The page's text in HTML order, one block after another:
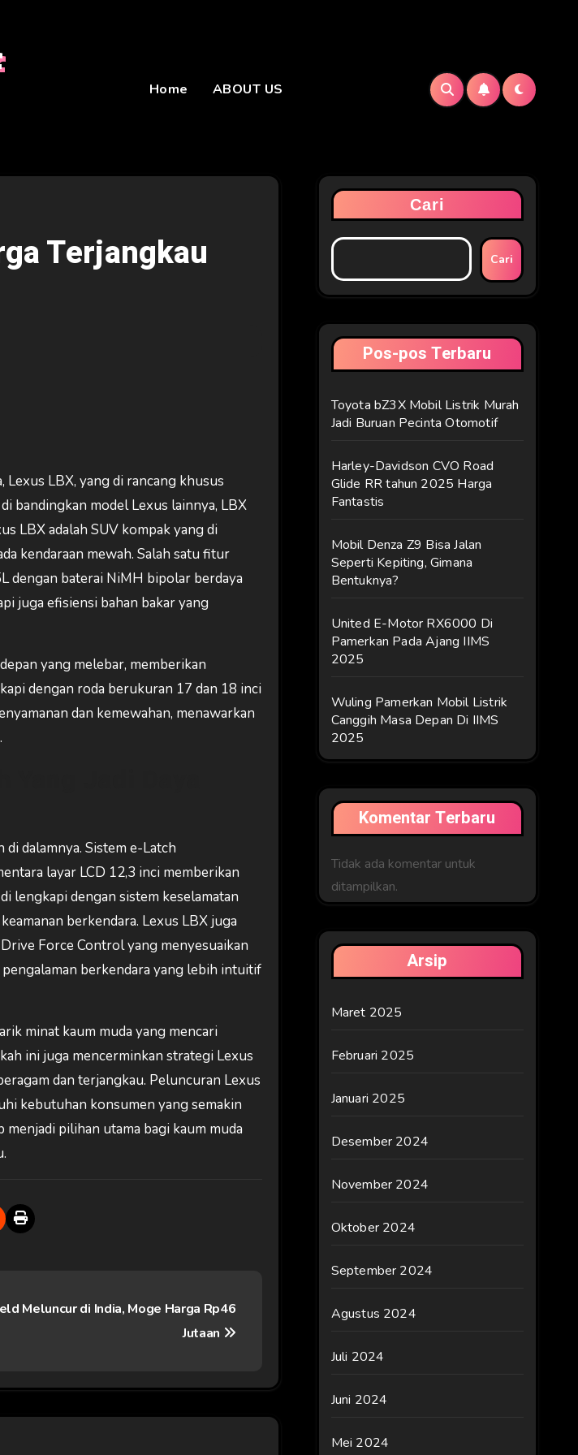
Home ABOUT US
Terjangkau
LBX, yang di rancang khusus
bandingkan model Lexus lainnya, LBX
LBX adalah SUV kompak yang di
kendaraan mewah. Salah satu fitur
dengan baterai NiMH bipolar berdaya
juga efisiensi bahan bakar yang
yang melebar, memberikan
dengan roda berukuran 17 dan 18 inci
dan kemewahan, menawarkan
dalamnya. Sistem e-Latch
layar LCD 12,3 inci memberikan
lengkapi dengan sistem keselamatan
berkendara. Lexus LBX juga
Force Control yang menyesuaikan
berkendara yang lebih intuitif
minat kaum muda yang mencari
ini juga mencerminkan strategi Lexus
dan terjangkau. Peluncuran Lexus
kebutuhan konsumen yang semakin
pilihan utama bagi kaum muda
Meluncur di India, Moge Harga Rp46
Jutaan
Cari
Cari
Pos-pos Terbaru
Toyota bZ3X Mobil Listrik Murah
Jadi Buruan Pecinta Otomotif
Harley-Davidson CVO Road
Glide RR tahun 2025 Harga
Fantastis
Mobil Denza Z9 Bisa Jalan
Seperti Kepiting, Gimana
Bentuknya?
United E-Motor RX6000 Di
Pamerkan Pada Ajang IIMS
2025
Wuling Pamerkan Mobil Listrik
Canggih Masa Depan Di IIMS
2025
Komentar Terbaru
Tidak ada komentar untuk
ditampilkan.
Arsip
Maret 2025
Februari 2025
Januari 2025
Desember 2024
November 2024
Oktober 2024
September 2024
Agustus 2024
Juli 2024
Juni 2024
Mei 2024